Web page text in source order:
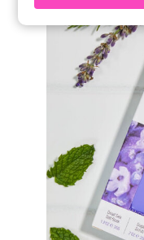
in